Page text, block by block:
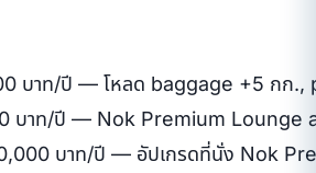
บาท/ปี — โหลด baggage +5 กก
บาท/ปี — Nok Premium Lounge
บาท/ปี — อัปเกรดที่นั่ง Nok